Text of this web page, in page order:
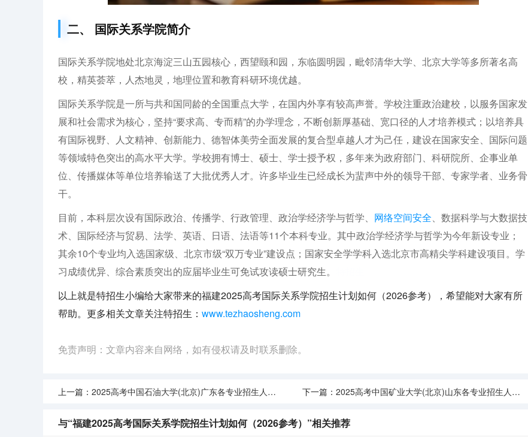
二、 国际关系学院简介
国际关系学院地处北京海淀三山五园核心，西望颐和园，东临圆明园，毗邻清华大学、北京大学等多所著名高
校，精英荟萃，人杰地灵，地理位置和教育科研环境优越。
国际关系学院是一所与共和国同龄的全国重点大学，在国内外享有较高声誉。学校注重政治建校，以服务国家发
展和社会需求为核心，坚持“要求高、专而精”的办学理念，不断创新厚基础、宽口径的人才培养模式；以培养具
有国际视野、人文精神、创新能力、德智体美劳全面发展的复合型卓越人才为己任，建设在国家安全、国际问题
等领域特色突出的高水平大学。学校拥有博士、硕士、学士授予权，多年来为政府部门、科研院所、企事业单
位、传播媒体等单位培养输送了大批优秀人才。许多毕业生已经成长为蜚声中外的领导干部、专家学者、业务骨
干。
目前，本科层次设有国际政治、传播学、行政管理、政治学经济学与哲学、 网络空间安全、数据科学与大数据技
术、国际经济与贸易、法学、英语、日语、法语等11个本科专业。其中政治学经济学与哲学为今年新设专业；
其余10个专业均入选国家级、北京市级“双万专业”建设点；国家安全学学科入选北京市高精尖学科建设项目。学
习成绩优异、综合素质突出的应届毕业生可免试攻读硕士研究生。
以上就是特招生小编给大家带来的福建2025高考国际关系学院招生计划如何（2026参考），希望能对大家有所
帮助。更多相关文章关注特招生： www.tezhaosheng.com
免责声明：文章内容来自网络，如有侵权请及时联系删除。
上一篇： 2025高考中国石油大学(北京)广东各专业招生人数多少（2026参考） 下一篇：2025高考中国矿业大学(北京)山东各专业招生人数多少（2026参考）
与“福建2025高考国际关系学院招生计划如何（2026参考）”相关推荐